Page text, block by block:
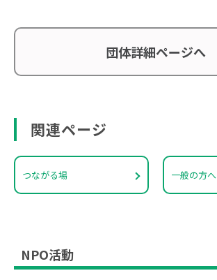
団体詳細ページへ
関連ページ
つながる場 一般の方へ
NPO活動